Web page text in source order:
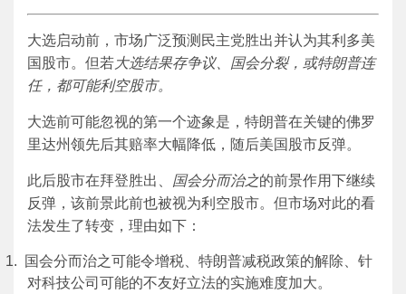
大选启动前，市场广泛预测民主党胜出并认为其利多美
国股市。但若大选结果存争议、国会分裂，或特朗普连
任，都可能利空股市。
大选前可能忽视的第一个迹象是，特朗普在关键的佛罗
里达州领先后其赔率大幅降低，随后美国股市反弹。
此后股市在拜登胜出、 国会分而治之的前景作用下继续
反弹，该前景此前也被视为利空股市。但市场对此的看
法发生了转变，理由如下：
1. 国会分而治之可能令增税、特朗普减税政策的解除、针
对科技公司可能的不友好立法的实施难度加大。